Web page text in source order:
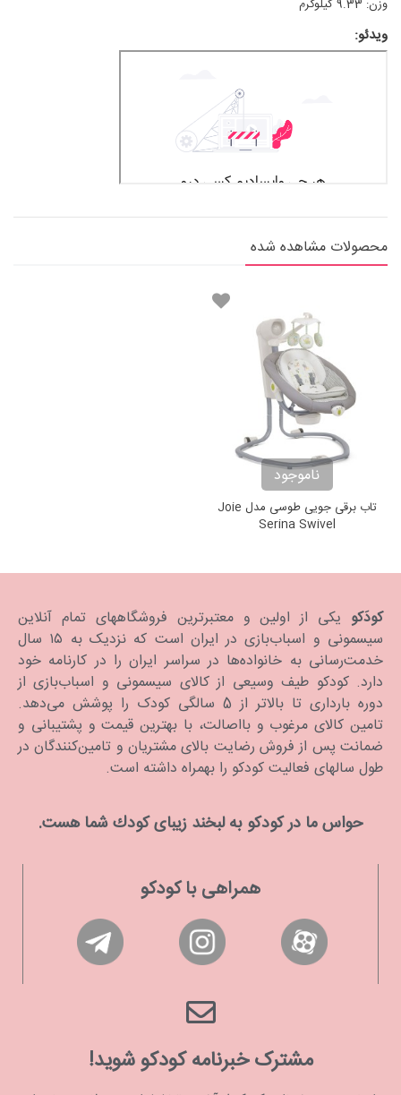
وزن: 9.33 کیلوگرم
ویدئو:
محصولات مشاهده شده
ناموجود
تاب برقی جویی طوسی مدل Joie
Serina Swivel
کودَکو یکی از اولین و معتبرترین فروشگاههای تمام آنلاین
سیسمونی و اسباب‌بازی در ایران است که نزدیک به ۱۵ سال
خدمت‌رسانی به خانواده‌ها در سراسر ایران را در کارنامه خود
دارد. كودكو طیف وسیعی از کالای سیسمونی و اسباب‌بازی از
دوره بارداری تا بالاتر از 5 سالگی کودک را پوشش می‌دهد.
تامین کالای مرغوب و بااصالت، با بهترین قیمت و پشتیبانی و
ضمانت پس از فروش رضایت بالای مشتریان و تامین‌کنندگان در
طول سالهای فعالیت کودکو را بهمراه داشته است.
حواس ما در كودكو به لبخند زیبای كودك شما هست.
همراهی با کودکو
مشترک خبرنامه کودکو شوید!